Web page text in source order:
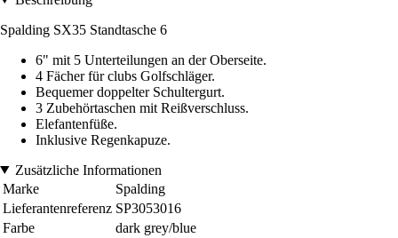
Spalding SX35 Standtasche 6
6" mit 5 Unterteilungen an der Oberseite.
4 Fächer für clubs Golfschläger.
Bequemer doppelter Schultergurt.
3 Zubehörtaschen mit Reißverschluss.
Elefantenfüße.
Inklusive Regenkapuze.
Zusätzliche Informationen
Marke
Spalding
Lieferantenreferenz SP3053016
Farbe
dark grey/blue